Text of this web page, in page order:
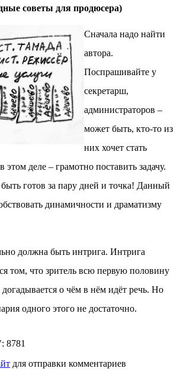
советы для продюсера)
Сначала надо найти
автора.
Поспрашивайте у
секретарш,
администраторов –
может быть, кто-то из
них хочет стать
этом деле – грамотно поставить задачу.
готов за пару дней и точка! Данный
динамичности и драматизму
должна быть интрига. Интрига
том, что зритель всю первую половину
о чём в нём идёт речь. Но
одного этого не достаточно.
8781
для отправки комментариев